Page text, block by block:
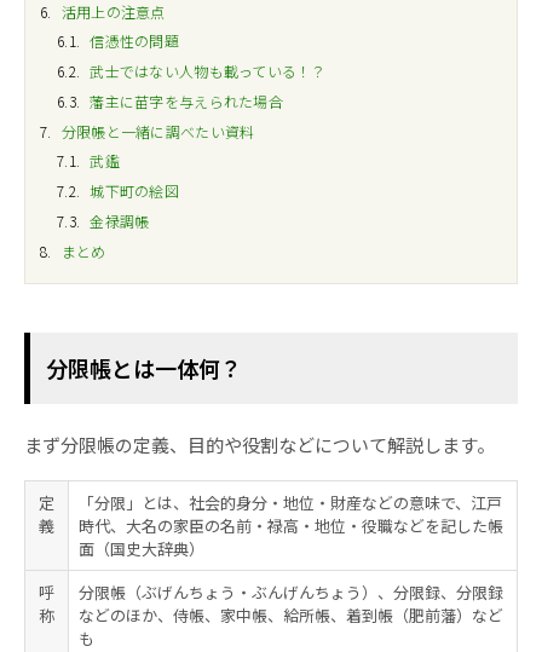
6
活用上の注意点
6.1
信憑性の問題
6.2
武士ではない人物も載っている！？
6.3
藩主に苗字を与えられた場合
7
分限帳と一緒に調べたい資料
7.1
武鑑
7.2
城下町の絵図
7.3
金禄調帳
8
まとめ
分限帳とは一体何？
まず分限帳の定義、目的や役割などについて解説します。
定
義
「分限」とは、社会的身分・地位・財産などの意味で、江戸
時代、大名の家臣の名前・禄高・地位・役職などを記した帳
面（国史大辞典）
呼
称
分限帳（ぶげんちょう・ぶんげんちょう）、分限録、分限録
などのほか、侍帳、家中帳、給所帳、着到帳（肥前藩）など
も